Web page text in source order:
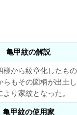
亀甲紋の解説
から紋章化したも
もその図柄が出土
り家紋となった。
亀甲紋の使用家